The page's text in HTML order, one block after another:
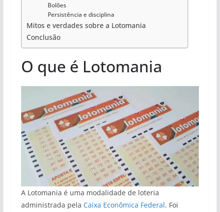
Bolões
Persistência e disciplina
Mitos e verdades sobre a Lotomania
Conclusão
O que é Lotomania
A Lotomania é uma modalidade de loteria
administrada pela Caixa Econômica Federal. Foi